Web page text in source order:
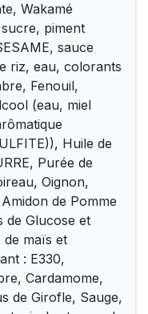
Wakamé
piment
sauce
riz, eau, colorants
Fenouil,
(eau, miel
Huile de
Purée de
Oignon,
de Pomme
de Glucose et
maïs et
: E330,
Cardamome,
de Girofle, Sauge,